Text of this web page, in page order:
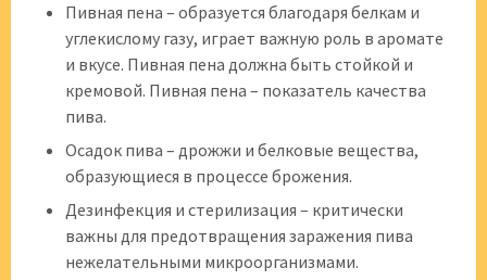
Пивная пена – образуется благодаря белкам и
углекислому газу, играет важную роль в аромате
и вкусе. Пивная пена должна быть стойкой и
кремовой. Пивная пена – показатель качества
пива.
Осадок пива – дрожжи и белковые вещества,
образующиеся в процессе брожения.
Дезинфекция и стерилизация – критически
важны для предотвращения заражения пива
нежелательными микроорганизмами.